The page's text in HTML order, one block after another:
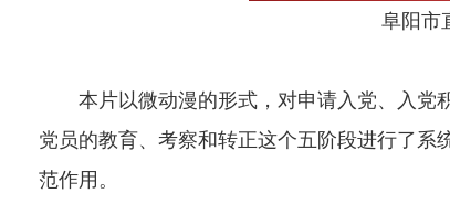
阜阳市直
本片以微动漫的形式，对申请入党、入党
党员的教育、考察和转正这个五阶段进行了
范作用。